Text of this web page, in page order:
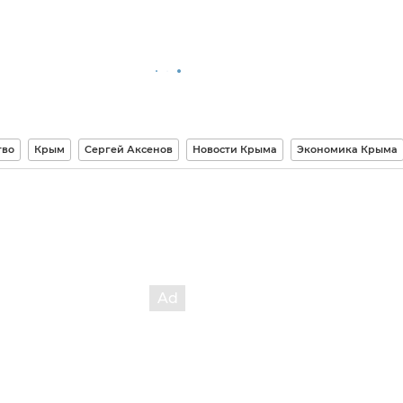
Крым Сергей Аксенов Новости Крыма Экономика Крыма